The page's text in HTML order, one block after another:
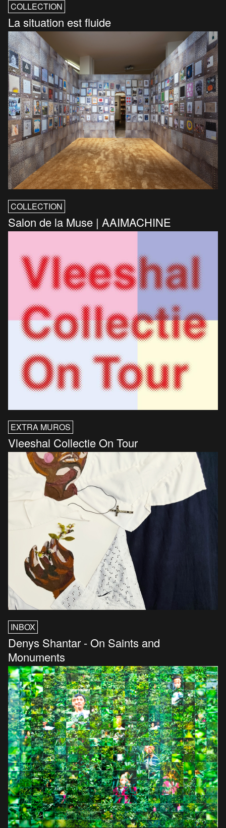
COLLECTION
La situation est fluide
COLLECTION
Salon de la Muse | AAIMACHINE
EXTRA MUROS
Vleeshal Collectie On Tour
INBOX
Denys Shantar - On Saints and
Monuments